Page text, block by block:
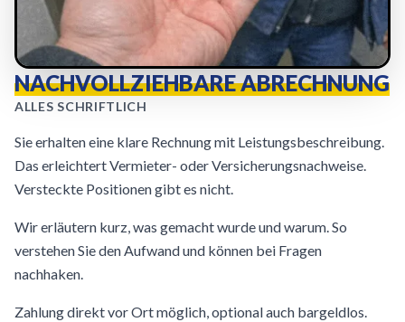
NACHVOLLZIEHBARE ABRECHNUNG
ALLES SCHRIFTLICH
Sie erhalten eine klare Rechnung mit Leistungsbeschreibung.
Das erleichtert Vermieter- oder Versicherungsnachweise.
Versteckte Positionen gibt es nicht.
Wir erläutern kurz, was gemacht wurde und warum. So
verstehen Sie den Aufwand und können bei Fragen
nachhaken.
Zahlung direkt vor Ort möglich, optional auch bargeldlos.